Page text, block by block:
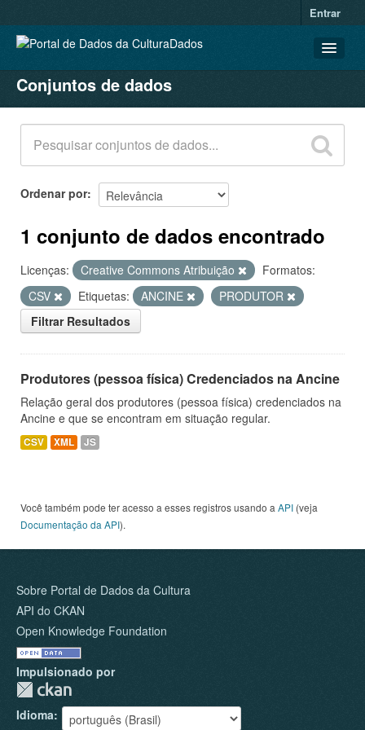
Entrar
CONJUNTOS DE DADOS
ORGANIZAÇÕES
GRUPOS
SOBRE
Conjuntos de dados
Ordenar por
1 conjunto de dados encontrado
Licenças: Creative Commons Atribuição
Formatos:
CSV
Etiquetas: ANCINE
PRODUTOR
Filtrar Resultados
Produtores (pessoa física) Credenciados na Ancine
Relação geral dos produtores (pessoa física) credenciados na
Ancine e que se encontram em situação regular.
CSV XML JS
Você também pode ter acesso a esses registros usando a API (veja
Documentação da API).
Sobre Portal de Dados da Cultura
API do CKAN
Open Knowledge Foundation
Impulsionado por
Idioma